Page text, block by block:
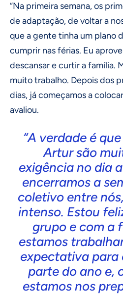
“Na primeira semana, os
de adaptação, de voltar a
que a gente tinha um plano
cumprir nas férias. Eu
descansar e curtir a família.
muito trabalho. Depois dos
dias, já começamos a
avaliou.
“A verdade é
Artur são
exigência no dia
encerramos a
coletivo entre
intenso. Estou
grupo e com a
estamos
expectativa para
parte do ano e,
estamos nos